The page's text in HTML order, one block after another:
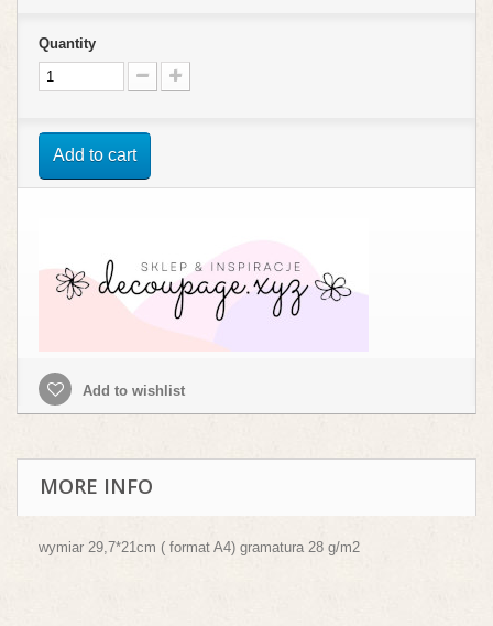
Quantity
Add to cart
Add to wishlist
MORE INFO
wymiar 29,7*21cm ( format A4) gramatura 28 g/m2